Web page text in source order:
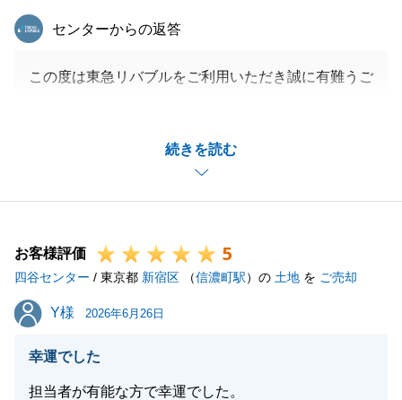
続きを読む
東急リバブル
センターからの返答
この度は東急リバブルをご利用いただき誠に有難うご
今回は、海外送金や贈与税の対象となることも考慮す
る必要があるため、きちんと税理士の先生と連携して
確認をさせて頂きました。
ます。
また何か不動産に関してお困り事や、周囲でお悩みの
方がいらっしゃいましたら、いつでもお気軽にお声が
けいただけますと幸いです。
今後ともよろしくお願い申し上げます。
お客様評価 5
四谷センター / 東京都 新宿区 （信濃町駅）の 土地 を ご売却
Y様
Y様 2026年6月26日
幸運でした
担当者が有能な方で幸運でした。